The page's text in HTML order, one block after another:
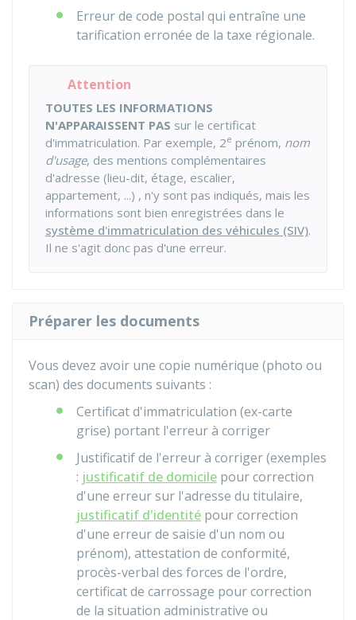
Erreur de code postal qui entraîne une
tarification erronée de la taxe régionale.
Attention
TOUTES LES INFORMATIONS
N'APPARAISSENT PAS sur le certificat
d'immatriculation. Par exemple, 2e prénom, nom
d'usage, des mentions complémentaires
d'adresse (lieu-dit, étage, escalier,
appartement, ...) , n'y sont pas indiqués, mais les
informations sont bien enregistrées dans le
système d'immatriculation des véhicules (SIV).
Il ne s'agit donc pas d'une erreur.
Préparer les documents
Vous devez avoir une copie numérique (photo ou
scan) des documents suivants :
Certificat d'immatriculation (ex-carte
grise) portant l'erreur à corriger
Justificatif de l'erreur à corriger (exemples
: justificatif de domicile pour correction
d'une erreur sur l'adresse du titulaire,
justificatif d'identité pour correction
d'une erreur de saisie d'un nom ou
prénom), attestation de conformité,
procès-verbal des forces de l'ordre,
certificat de carrossage pour correction
de la situation administrative ou